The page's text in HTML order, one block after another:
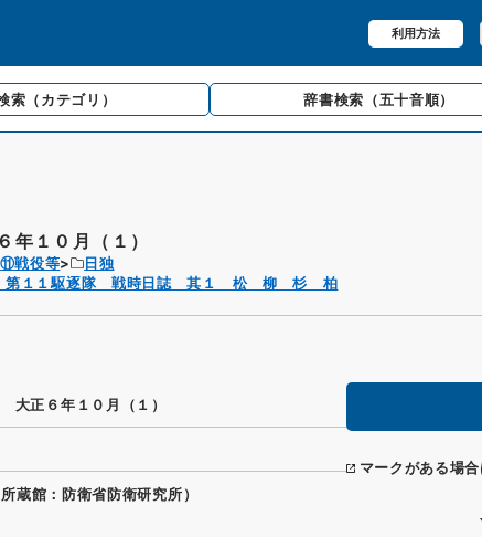
利用方法
索 （カテゴリ） 辞書検索 （五十音順）
１０月（１）
⑪戦役等
日独
日 第１１駆逐隊 戦時日誌 其１ 松 柳 杉 柏
マークがある場
正６年１０月（１）
館：防衛省防衛研究所）